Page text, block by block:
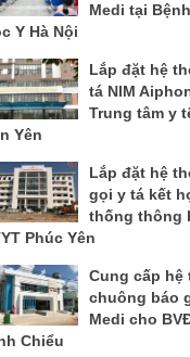
Medi tại
Y Hà Nội
Lắp đặt hệ
tá NIM
Trung tâm y
Yên
Lắp đặt hệ
gọi y tá kết
thống thông
Phúc Yên
Cung cấp hệ
chuông báo
Medi cho
Chiểu